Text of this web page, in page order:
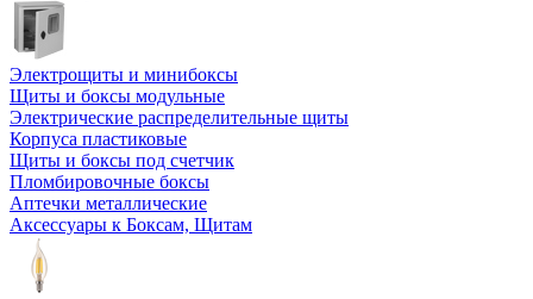
Электрощиты и минибоксы
Щиты и боксы модульные
Электрические распределительные щиты
Корпуса пластиковые
Щиты и боксы под счетчик
Пломбировочные боксы
Аптечки металлические
Аксессуары к Боксам, Щитам